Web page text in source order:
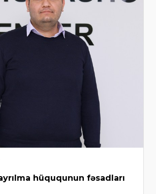
hüququnun fəsadları